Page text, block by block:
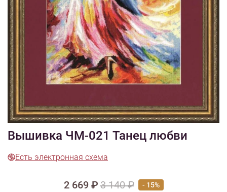
1/4
Изображения и цвет представленного товара могут незначительно
отличаться от оригинала продукции, взависимости от разрешения и
настроек вашего монитора, а также условий освещения при съемке
Вышивка ЧМ-021 Танец любви
Есть электронная схема
2 669 ₽3 140 ₽ - 15%